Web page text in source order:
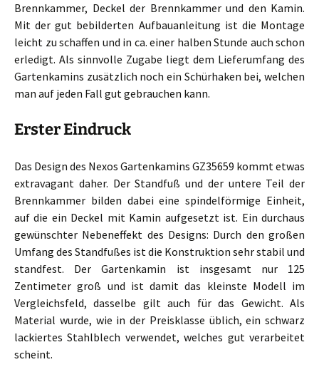
Brennkammer, Deckel der Brennkammer und den Kamin.
Mit der gut bebilderten Aufbauanleitung ist die Montage
leicht zu schaffen und in ca. einer halben Stunde auch schon
erledigt. Als sinnvolle Zugabe liegt dem Lieferumfang des
Gartenkamins zusätzlich noch ein Schürhaken bei, welchen
man auf jeden Fall gut gebrauchen kann.
Erster Eindruck
Das Design des Nexos Gartenkamins GZ35659 kommt etwas
extravagant daher. Der Standfuß und der untere Teil der
Brennkammer bilden dabei eine spindelförmige Einheit,
auf die ein Deckel mit Kamin aufgesetzt ist. Ein durchaus
gewünschter Nebeneffekt des Designs: Durch den großen
Umfang des Standfußes ist die Konstruktion sehr stabil und
standfest. Der Gartenkamin ist insgesamt nur 125
Zentimeter groß und ist damit das kleinste Modell im
Vergleichsfeld, dasselbe gilt auch für das Gewicht. Als
Material wurde, wie in der Preisklasse üblich, ein schwarz
lackiertes Stahlblech verwendet, welches gut verarbeitet
scheint.